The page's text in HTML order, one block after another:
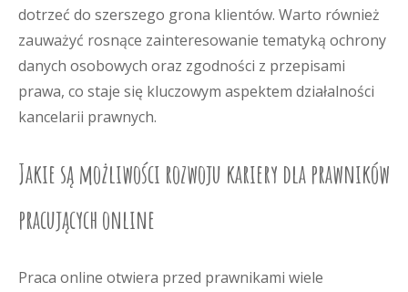
dotrzeć do szerszego grona klientów. Warto również
zauważyć rosnące zainteresowanie tematyką ochrony
danych osobowych oraz zgodności z przepisami
prawa, co staje się kluczowym aspektem działalności
kancelarii prawnych.
Jakie są możliwości rozwoju kariery dla prawników
pracujących online
Praca online otwiera przed prawnikami wiele